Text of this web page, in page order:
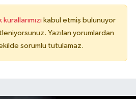
kabul etmiş bulunuyor
Yazılan yorumlardan
sorumlu tutulamaz.